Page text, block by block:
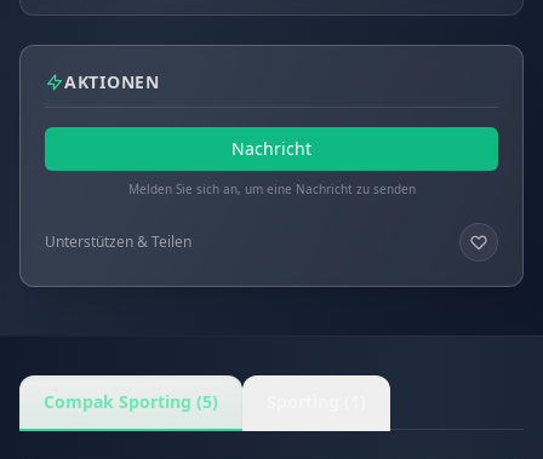
AKTIONEN
Nachricht
Melden Sie sich an, um eine Nachricht zu senden
Unterstützen & Teilen
Compak Sporting (5)